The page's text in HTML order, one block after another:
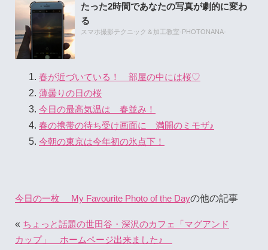
たった2時間であなたの写真が劇的に変わ
る
スマホ撮影テクニック＆加工教室-PHOTONANA-
春が近づいている！ 部屋の中には桜♡
薄曇りの日の桜
今日の最高気温は 春並み！
春の携帯の待ち受け画面に 満開のミモザ♪
今朝の東京は今年初の氷点下！
今日の一枚 My Favourite Photo of the Dayの他の記事
« ちょっと話題の世田谷・深沢のカフェ「マグアンド
カップ」 ホームページ出来ました♪